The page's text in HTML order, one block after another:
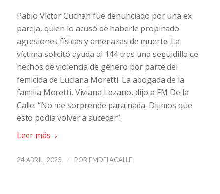
Pablo Víctor Cuchan fue denunciado por una ex
pareja, quien lo acusó de haberle propinado
agresiones físicas y amenazas de muerte. La
víctima solicitó ayuda al 144 tras una seguidilla de
hechos de violencia de género por parte del
femicida de Luciana Moretti. La abogada de la
familia Moretti, Viviana Lozano, dijo a FM De la
Calle: “No me sorprende para nada. Dijimos que
esto podía volver a suceder”.
Leer más
24 ABRIL, 2023 / POR FMDELACALLE